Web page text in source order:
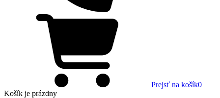
Prejsť na košík0
Košík je prázdny